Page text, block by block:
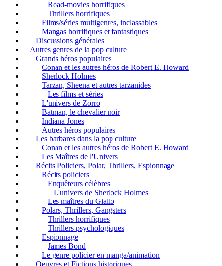
Road-movies horrifiques
Thrillers horrifiques
Films/séries multigenres, inclassables
Mangas horrifiques et fantastiques
Discussions générales
Autres genres de la pop culture
Grands héros populaires
Conan et les autres héros de Robert E. Howard
Sherlock Holmes
Tarzan, Sheena et autres tarzanides
Les films et séries
L'univers de Zorro
Batman, le chevalier noir
Indiana Jones
Autres héros populaires
Les barbares dans la pop culture
Conan et les autres héros de Robert E. Howard
Les Maîtres de l'Univers
Récits Policiers, Polar, Thrillers, Espionnage
Récits policiers
Enquêteurs célèbres
L'univers de Sherlock Holmes
Les maîtres du Giallo
Polars, Thrillers, Gangsters
Thrillers horrifiques
Thrillers psychologiques
Espionnage
James Bond
Le genre policier en manga/animation
Oeuvres et Fictions historiques